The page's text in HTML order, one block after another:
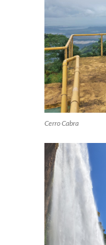
Cerro Cabra